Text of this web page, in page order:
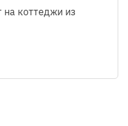
коттеджи из